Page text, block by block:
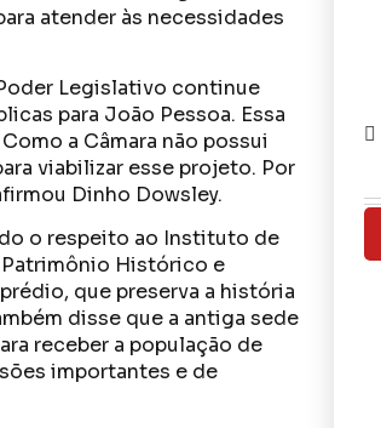
atender às necessidades
Legislativo continue
para João Pessoa. Essa
a Câmara não possui
viabilizar esse projeto. Por
Dinho Dowsley.
o respeito ao Instituto de
Histórico e
que preserva a história
disse que a antiga sede
receber a população de
importantes e de